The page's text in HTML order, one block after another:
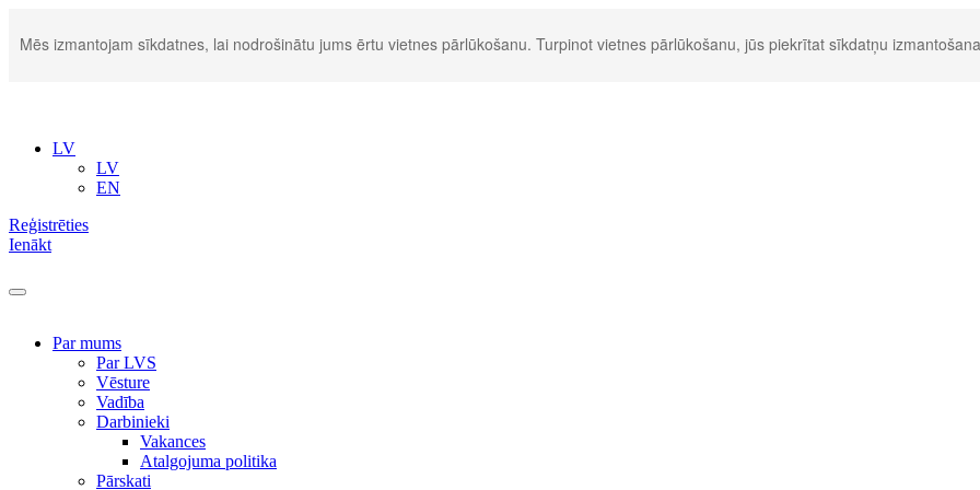
Mēs izmantojam sīkdatnes, lai nodrošinātu jums ērtu vietnes pārlūkošanu. Turpinot vietnes pārlūkošanu, jūs piekrītat sīkdatņu
LV
LV
EN
Reģistrēties
Ienākt
Par mums
Par LVS
Vēsture
Vadība
Darbinieki
Vakances
Atalgojuma politika
Pārskati